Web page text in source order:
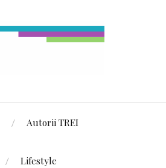
Autorii TREI
Lifestyle